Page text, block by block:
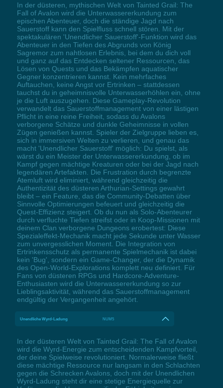
In der düsteren, mythischen Welt von Tainted Grail: The
Fall of Avalon wird die Unterwassererkundung zum
epischen Abenteuer, doch die ständige Jagd nach
Sauerstoff kann den Spielfluss schnell stören. Mit der
spektakulären 'Unendlicher Sauerstoff'-Funktion wird das
Abenteuer in den Tiefen des Abgrunds von König
Sagremor zum nahtlosen Erlebnis, bei dem du dich voll
und ganz auf das Entdecken seltener Ressourcen, das
Lösen von Quests und das Bekämpfen aquatischer
Gegner konzentrieren kannst. Kein mehrfaches
Auftauchen, keine Angst vor Ertrinken – stattdessen
tauchst du in geheimnisvolle Unterwasserhöhlen ein, ohne
je die Luft auszugehen. Diese Gameplay-Revolution
verwandelt das Sauerstoffmanagement von einer lästigen
Pflicht in eine reine Freiheit, sodass du Avalons
verborgene Schätze und dunkle Geheimnisse in vollen
Zügen genießen kannst. Spieler der Zielgruppe lieben es,
sich in immersiven Welten zu verlieren, und genau das
macht 'Unendlicher Sauerstoff' möglich: Du spielst, als
wärst du ein Meister der Unterwassererkundung, ob im
Kampf gegen mächtige Kreaturen oder bei der Jagd nach
legendären Artefakten. Die Frustration durch begrenzte
Atemluft wird eliminiert, während gleichzeitig die
Authentizität des düsteren Arthurian-Settings gewahrt
bleibt – ein Feature, das die Community-Debatten über
Sinnvolle Optimierungen befeuert und gleichzeitig die
Quest-Effizienz steigert. Ob du nun als Solo-Abenteurer
durch verfluchte Tiefen streifst oder in Koop-Missionen mit
deinem Clan verborgene Dungeons erobertest: Diese
Spezialeffekt-Mechanik macht jede Sekunde unter Wasser
zum unvergesslichen Moment. Die Integration von
Ertrinkensschutz als permanente Spielmechanik ist dabei
kein 'Bug', sondern ein Game-Changer, der die Dynamik
des Open-World-Explorations komplett neu definiert. Für
Fans von düsteren RPGs und Hardcore-Adventure-
Enthusiasten wird die Unterwassererkundung so zur
Lieblingsaktivität, während das Sauerstoffmanagement
endgültig der Vergangenheit angehört.
Unendliche Wyrd-Ladung NUM5
In der düsteren Welt von Tainted Grail: The Fall of Avalon
wird die Wyrd-Energie zum entscheidenden Kampfvorteil,
der deine Spielweise revolutioniert. Normalerweise fließt
diese mächtige Ressource nur langsam in den Schlachten
gegen die Schrecken Avalons, doch mit der Unendlichen
Wyrd-Ladung steht dir eine stetige Energiequelle zur